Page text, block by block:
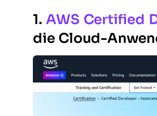
1. AWS Certified
die Cloud-